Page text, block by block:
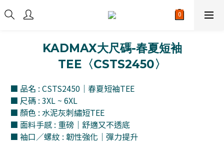
KADMAX大尺碼-春夏短袖
TEE〈CSTS2450〉
■ 品名 : CSTS2450｜春夏短袖TEE
■ 尺碼 : 3XL ~ 6XL
■ 顏色 : 水泥灰刺繡短TEE
■ 面料手感 : 重磅｜舒適又不透底
■ 袖口／螺紋 : 韌性強化｜彈力提升